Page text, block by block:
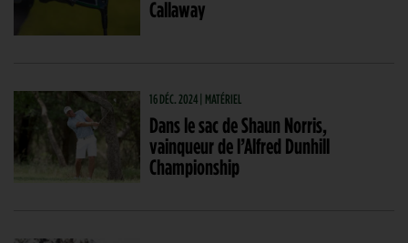
Callaway
16 DÉC. 2024 | MATÉRIEL
Dans le sac de Shaun Norris,
vainqueur de l’Alfred Dunhill
Championship